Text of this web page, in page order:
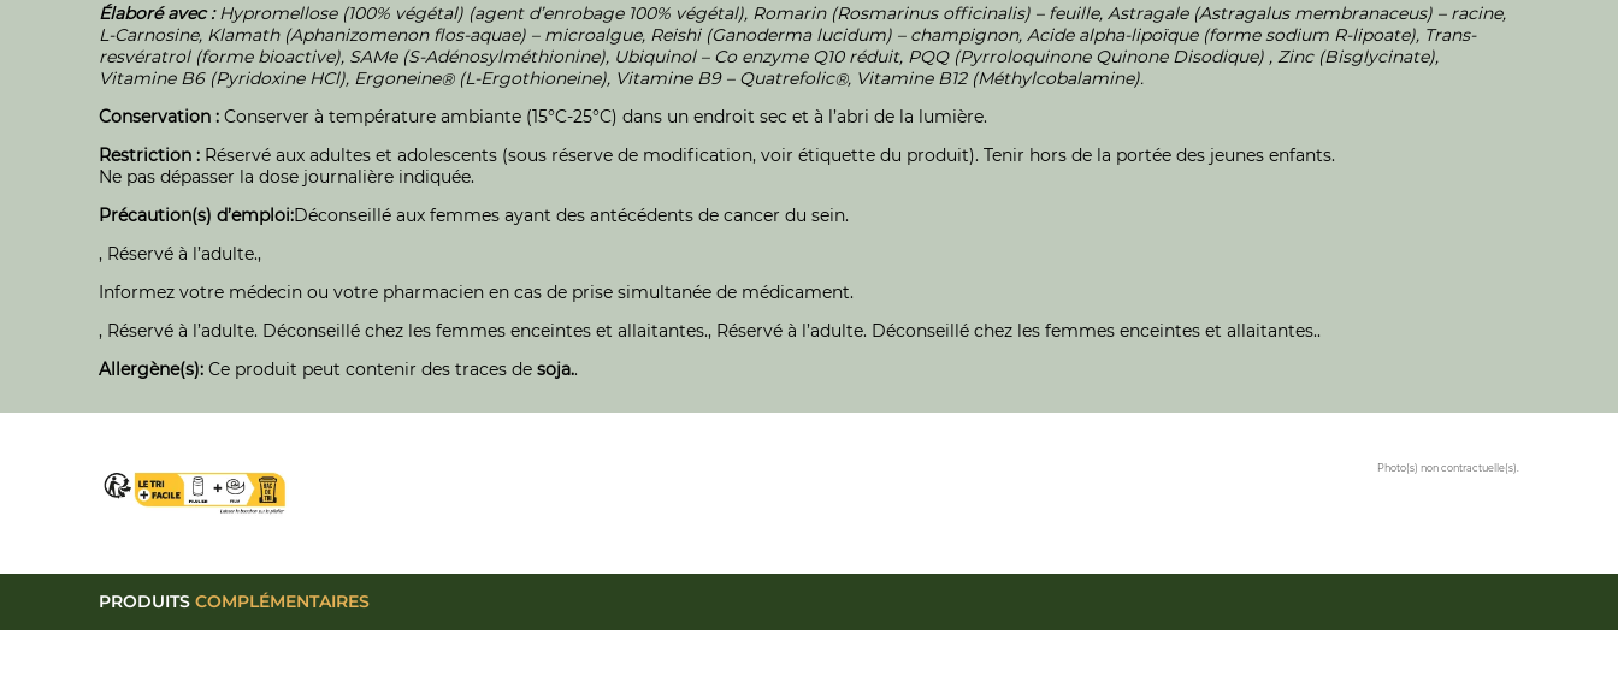
Élaboré avec :Hypromellose (100% végétal) (agent d’enrobage 100% végétal), Romarin (Rosmarinus officinalis) – feuille, Astragale (Astragalus membranaceus) – racine,
L-Carnosine, Klamath (Aphanizomenon flos-aquae) – microalgue, Reishi (Ganoderma lucidum) – champignon, Acide alpha-lipoïque (forme sodium R-lipoate), Trans-
resvératrol (forme bioactive), SAMe (S-Adénosylméthionine), Ubiquinol – Co enzyme Q10 réduit, PQQ (Pyrroloquinone Quinone Disodique) , Zinc (Bisglycinate),
Vitamine B6 (Pyridoxine HCl), Ergoneine®(L-Ergothioneine), Vitamine B9 – Quatrefolic®, Vitamine B12 (Méthylcobalamine).
Conservation : Conserver à température ambiante (15°C-25°C) dans un endroit sec et à l’abri de la lumière.
Restriction : Réservé aux adultes et adolescents (sous réserve de modification, voir étiquette du produit). Tenir hors de la portée des jeunes enfants.
Ne pas dépasser la dose journalière indiquée.
Précaution(s) d’emploi:Déconseillé aux femmes ayant des antécédents de cancer du sein.
, Réservé à l’adulte.,
Informez votre médecin ou votre pharmacien en cas de prise simultanée de médicament.
, Réservé à l’adulte. Déconseillé chez les femmes enceintes et allaitantes., Réservé à l’adulte. Déconseillé chez les femmes enceintes et allaitantes..
Allergène(s): Ce produit peut contenir des traces de soja..
Photo(s) non contractuelle(s).
PRODUITS COMPLÉMENTAIRES